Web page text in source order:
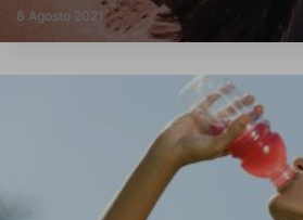
8 Agosto 2021